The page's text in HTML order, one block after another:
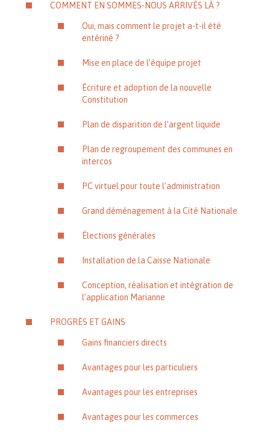
COMMENT EN SOMMES-NOUS ARRIVÉS LÀ ?
Oui, mais comment le projet a-t-il été
entériné ?
Mise en place de l’équipe projet
Écriture et adoption de la nouvelle
Constitution
Plan de disparition de l’argent liquide
Plan de regroupement des communes en
intercos
PC virtuel pour toute l’administration
Grand déménagement à la Cité Nationale
Élections générales
Installation de la Caisse Nationale
Conception, réalisation et intégration de
l’application Marianne
PROGRÈS ET GAINS
Gains financiers directs
Avantages pour les particuliers
Avantages pour les entreprises
Avantages pour les commerces